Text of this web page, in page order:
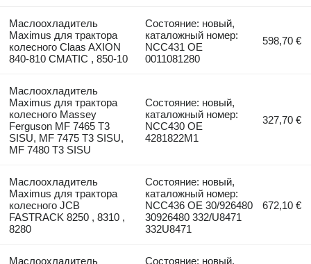
Маслоохладитель
Maximus для трактора
колесного Claas AXION
840-810 CMATIC , 850-10
Состояние: новый,
каталожный номер:
NCC431 OE
0011081280
598,70 €
Маслоохладитель
Maximus для трактора
колесного Massey
Ferguson MF 7465 T3
SISU, MF 7475 T3 SISU,
MF 7480 T3 SISU
Состояние: новый,
каталожный номер:
NCC430 OE
4281822M1
327,70 €
Маслоохладитель
Maximus для трактора
колесного JCB
FASTRACK 8250 , 8310 ,
8280
Состояние: новый,
каталожный номер:
NCC436 OE 30/926480
30926480 332/U8471
332U8471
672,10 €
Маслоохладитель Состояние: новый,